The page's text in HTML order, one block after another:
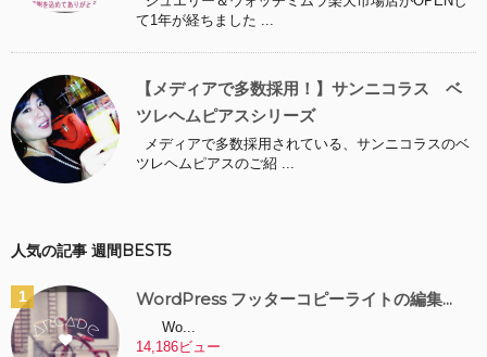
て1年が経ちました ...
【メディアで多数採用！】サンニコラス ベ
ツレヘムピアスシリーズ
メディアで多数採用されている、サンニコラスのベ
ツレヘムピアスのご紹 ...
人気の記事 週間BEST5
WordPress フッターコピーライトの編集...
Wo...
14,186ビュー